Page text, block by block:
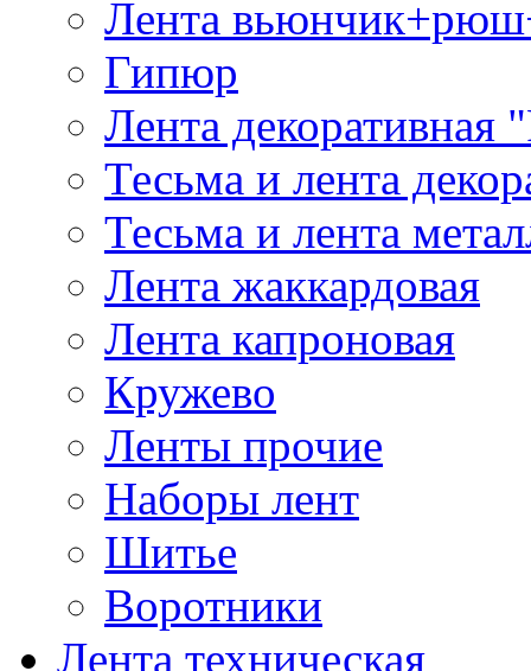
Лента
Гипюр
Лента декоративная
Тесьма и лента
Тесьма и лента
Лента жаккардовая
Лента капроновая
Кружево
Ленты прочие
Наборы лент
Шитье
Воротники
Лента техническая